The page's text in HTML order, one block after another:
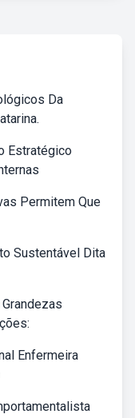
Da
Estratégico
Permitem Que
Sustentável Dita
Enfermeira